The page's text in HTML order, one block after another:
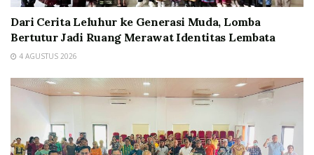
Dari Cerita Leluhur ke Generasi Muda, Lomba
Bertutur Jadi Ruang Merawat Identitas Lembata
4 AGUSTUS 2026